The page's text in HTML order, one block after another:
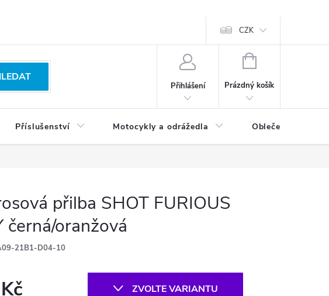
CZK
Přihlášení
NÁKUPNÍ
Prázdný košík
Příslušenství Motocykly a odrážedla Oblečení a
přilba SHOT FURIOUS
černá/oranžová
21B1-D04-10
ZVOLTE VARIANTU